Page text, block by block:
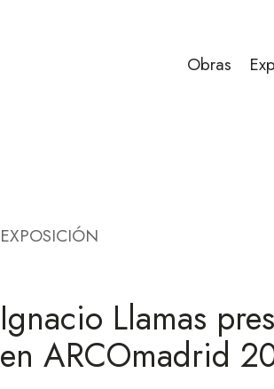
Obras
EXPOSICIÓN
Ignacio Llamas
en ARCOmadrid